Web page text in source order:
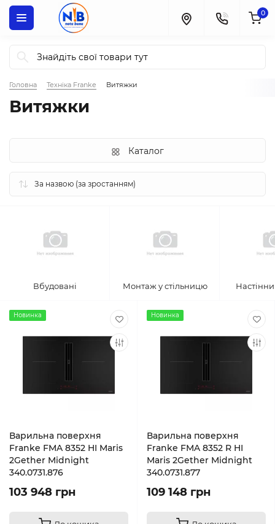
0
Головна Техніка Franke Витяжки
Витяжки
Каталог
Вбудовані Монтаж у стільницю
Новинка
Варильна поверхня
Franke FMA 8352 HI Maris
2Gether Midnight
340.0731.876
103 948 грн
Новинка
Варильна поверхня
Franke FMA 8352 R HI
Maris 2Gether Midnight
340.0731.877
109 148 грн